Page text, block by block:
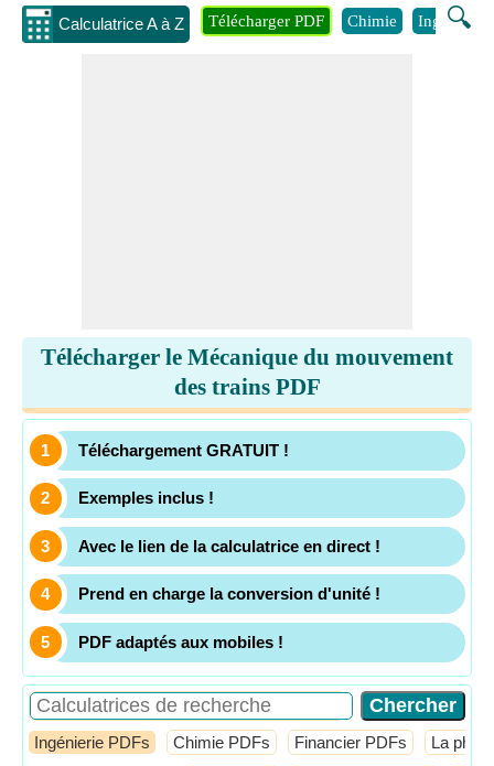
Calculatrice A à Z 🔍
Télécharger PDF Chimie Ingénierie
Télécharger le Mécanique du mouvement
des trains PDF
Téléchargement GRATUIT !
Exemples inclus !
Avec le lien de la calculatrice en direct !
Prend en charge la conversion d'unité !
PDF adaptés aux mobiles !
Ingénierie PDFs Chimie PDFs Financier PDFs La